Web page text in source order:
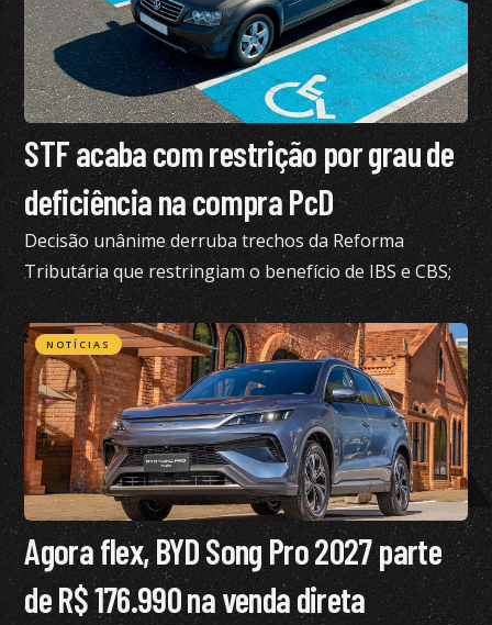
STF acaba com restrição por grau de
deficiência na compra PcD
Decisão unânime derruba trechos da Reforma
Tributária que restringiam o benefício de IBS e CBS;
confira todos os detalhes
NOTÍCIAS
Agora flex, BYD Song Pro 2027 parte
de R$ 176.990 na venda direta